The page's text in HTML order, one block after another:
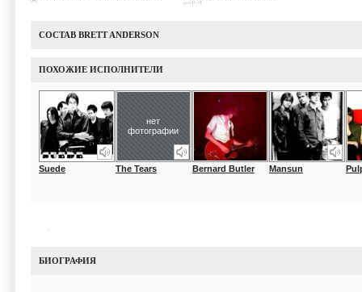
СОСТАВ BRETT ANDERSON
ПОХОЖИЕ ИСПОЛНИТЕЛИ
Suede
нет
фотографии
The Tears Bernard Butler Mansun
БИОГРАФИЯ